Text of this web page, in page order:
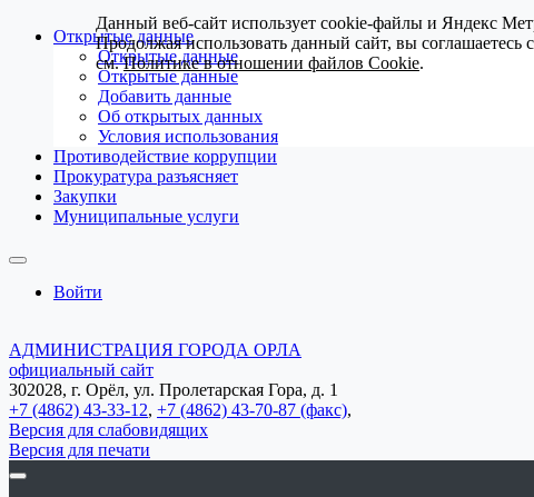
Открытые данные
Открытые данные
Открытые данные
Добавить данные
Об открытых данных
Условия использования
Противодействие коррупции
Прокуратура разъясняет
Закупки
Муниципальные услуги
Войти
АДМИНИСТРАЦИЯ ГОРОДА ОРЛА
официальный сайт
302028, г. Орёл, ул. Пролетарская Гора, д. 1
+7 (4862) 43-33-12, +7 (4862) 43-70-87 (факс),
Версия для слабовидящих
Версия для печати
Данный веб-сайт использует cookie-файлы и Яндекс
Продолжая использовать данный сайт, вы
см.Политике в отношении файлов Cookie.